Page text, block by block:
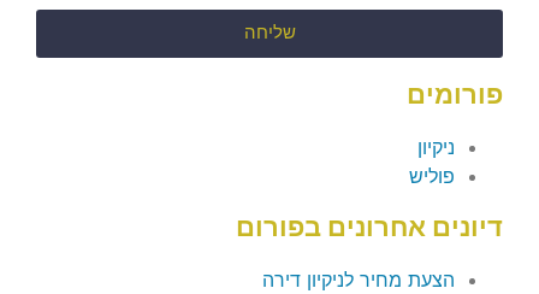
שליחה
פורומים
ניקיון
פוליש
דיונים אחרונים בפורום
הצעת מחיר לניקיון דירה